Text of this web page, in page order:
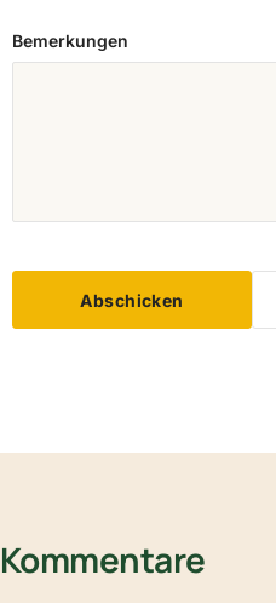
Bemerkungen
Abschicken
Kommentare